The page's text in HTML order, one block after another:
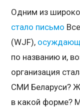
Одним из
стало письмо
(WJF),
по названию и,
организация
СМИ Беларуси?
в какой форме?